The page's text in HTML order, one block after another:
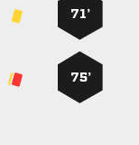
71’
75’